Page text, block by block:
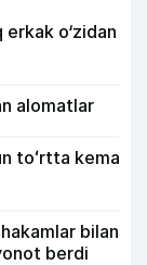
o‘zidan
alomatlar
toʻrtta kema
bilan
berdi